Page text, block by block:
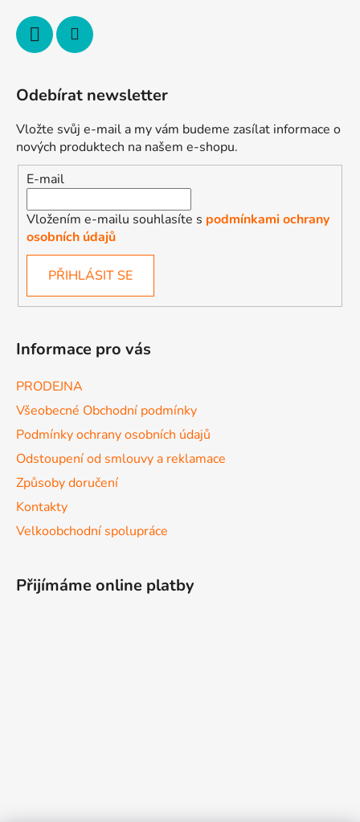
Odebírat newsletter
Vložte svůj e-mail a my vám budeme zasílat informace o
nových produktech na našem e-shopu.
E-mail
Vložením e-mailu souhlasíte s podmínkami ochrany
osobních údajů
PŘIHLÁSIT SE
Informace pro vás
PRODEJNA
Všeobecné Obchodní podmínky
Podmínky ochrany osobních údajů
Odstoupení od smlouvy a reklamace
Způsoby doručení
Kontakty
Velkoobchodní spolupráce
Přijímáme online platby